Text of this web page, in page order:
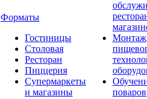
Форматы
Гостиницы
Столовая
Ресторан
Пиццерия
Супермаркеты
и магазины
Монтаж
поваров